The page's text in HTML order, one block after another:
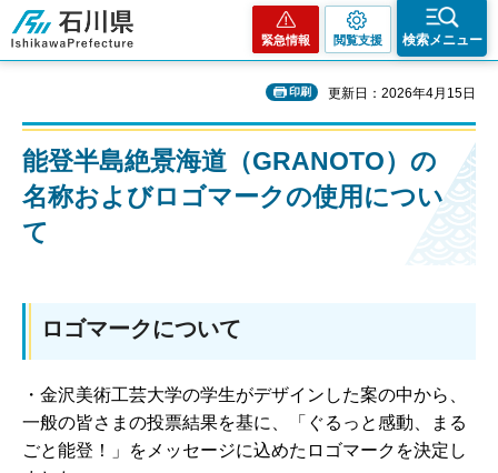
石川県
緊急情報 閲覧支援 検索メニュー
印刷 更新日：2026年4月15日
能登半島絶景海道（GRANOTO）の
名称およびロゴマークの使用につい
て
ロゴマークについて
・金沢美術工芸大学の学生がデザインした案の中から、
一般の皆さまの投票結果を基に、「ぐるっと感動、まる
ごと能登！」をメッセージに込めたロゴマークを決定し